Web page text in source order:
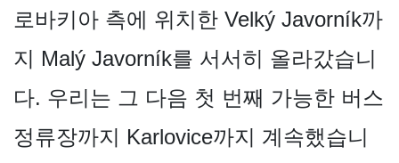
로바키아 측에 위치한 Velký Javorník까
지 Malý Javorník를 서서히 올라갔습니
다. 우리는 그 다음 첫 번째 가능한 버스
정류장까지 Karlovice까지 계속했습니